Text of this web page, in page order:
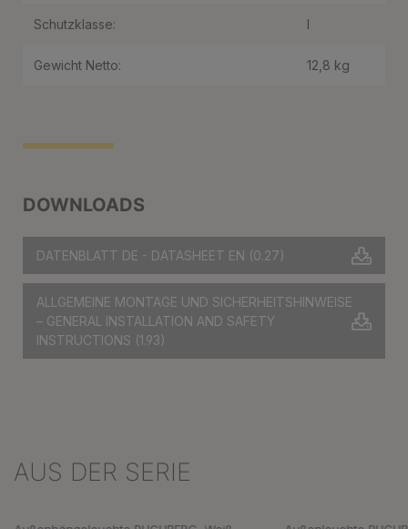
DOWNLOADS
DATENBLATT DE - DATASHEET EN (0.27)
ALLGEMEINE MONTAGE UND SICHERHEITSHINWEISE
– GENERAL INSTALLATION AND SAFETY
INSTRUCTIONS (1.93)
Schutzklasse: I
Gewicht Netto: 12,8 kg
Produktgalerie überspringen
AUS DER SERIE